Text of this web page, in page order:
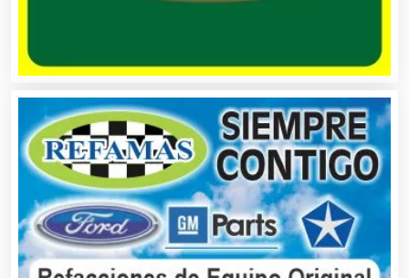
Alquiler de Sillas y Mesas
Alquiler de Trajes de Etiqueta
Alta Costura